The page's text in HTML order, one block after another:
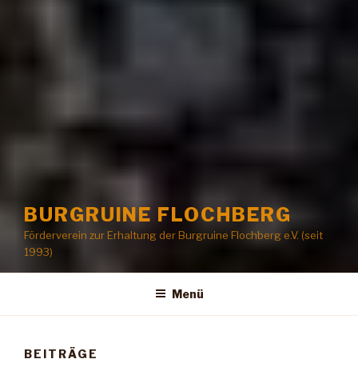
BURGRUINE FLOCHBERG
Förderverein zur Erhaltung der Burgruine Flochberg e.V. (seit
1993)
Menü
BEITRÄGE